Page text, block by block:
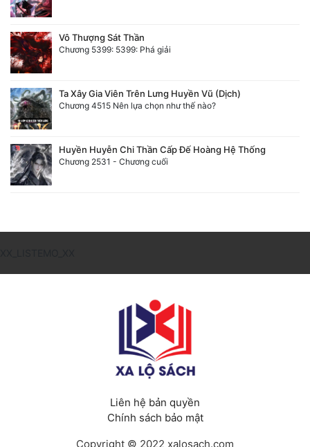
Vô Thượng Sát Thần
Chương 5399: 5399: Phá giải
Ta Xây Gia Viên Trên Lưng Huyền Vũ (Dịch)
Chương 4515 Nên lựa chọn như thế nào?
Huyền Huyễn Chi Thần Cấp Đế Hoàng Hệ Thống
Chương 2531 - Chương cuối
Liên hệ bản quyền
Chính sách bảo mật
Copyright © 2022 xalosach.com